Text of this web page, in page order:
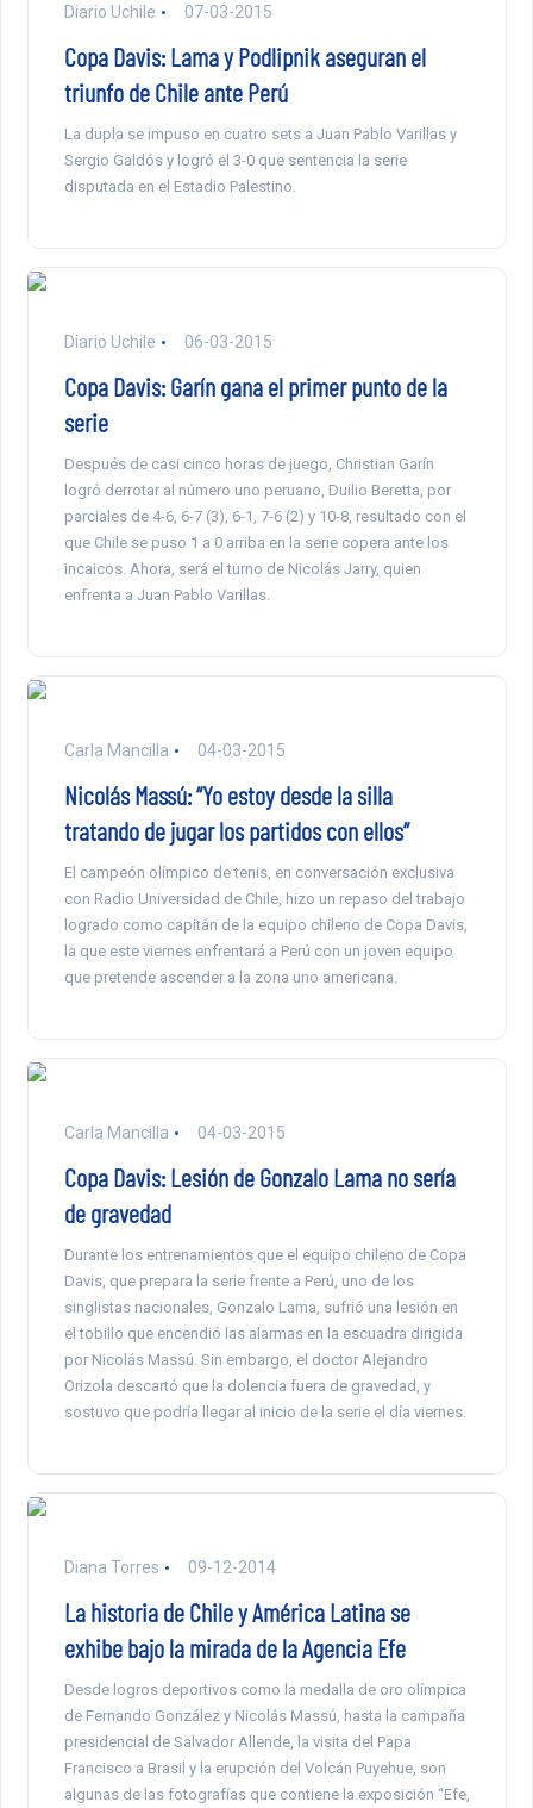
Diario Uchile 07-03-2015
Copa Davis: Lama y Podlipnik aseguran el
triunfo de Chile ante Perú
La dupla se impuso en cuatro sets a Juan Pablo Varillas y
Sergio Galdós y logró el 3-0 que sentencia la serie
disputada en el Estadio Palestino.
Diario Uchile 06-03-2015
Copa Davis: Garín gana el primer punto de la
serie
Después de casi cinco horas de juego, Christian Garín
logró derrotar al número uno peruano, Duilio Beretta, por
parciales de 4-6, 6-7 (3), 6-1, 7-6 (2) y 10-8, resultado con el
que Chile se puso 1 a 0 arriba en la serie copera ante los
incaicos. Ahora, será el turno de Nicolás Jarry, quien
enfrenta a Juan Pablo Varillas.
Carla Mancilla 04-03-2015
Nicolás Massú: “Yo estoy desde la silla
tratando de jugar los partidos con ellos”
El campeón olímpico de tenis, en conversación exclusiva
con Radio Universidad de Chile, hizo un repaso del trabajo
logrado como capitán de la equipo chileno de Copa Davis,
la que este viernes enfrentará a Perú con un joven equipo
que pretende ascender a la zona uno americana.
Carla Mancilla 04-03-2015
Copa Davis: Lesión de Gonzalo Lama no sería
de gravedad
Durante los entrenamientos que el equipo chileno de Copa
Davis, que prepara la serie frente a Perú, uno de los
singlistas nacionales, Gonzalo Lama, sufrió una lesión en
el tobillo que encendió las alarmas en la escuadra dirigida
por Nicolás Massú. Sin embargo, el doctor Alejandro
Orizola descartó que la dolencia fuera de gravedad, y
sostuvo que podría llegar al inicio de la serie el día viernes.
Diana Torres 09-12-2014
La historia de Chile y América Latina se
exhibe bajo la mirada de la Agencia Efe
Desde logros deportivos como la medalla de oro olímpica
de Fernando González y Nicolás Massú, hasta la campaña
presidencial de Salvador Allende, la visita del Papa
Francisco a Brasil y la erupción del Volcán Puyehue, son
algunas de las fotografías que contiene la exposición “Efe,